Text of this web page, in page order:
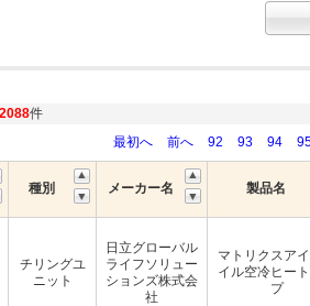
2088件
最初へ
前へ 92 93 94
種別 メーカー名 製品名
チリングユ
ニット
日立グローバル
ライフソリュー
ションズ株式会
社
マトリクスア
イル空冷ヒー
プ